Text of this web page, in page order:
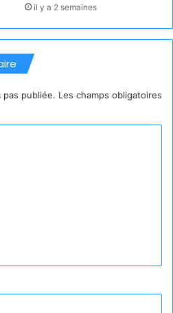
il y a 2 semaines
pas publiée. Les champs obligatoires